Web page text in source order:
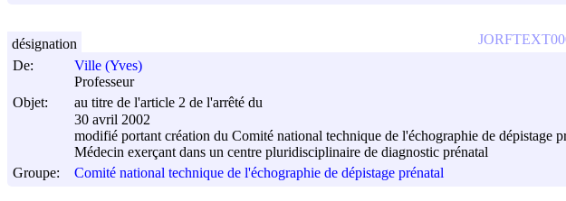
De:
Ville (Yves)
Professeur
Objet:
au titre de l'article 2 de l'arrêté du
30 avril 2002
modifié portant création du Comité national technique de l'échographie de dépistage
Médecin exerçant dans un centre pluridisciplinaire de diagnostic prénatal
Groupe:
Comité national technique de l'échographie de dépistage prénatal
désignation